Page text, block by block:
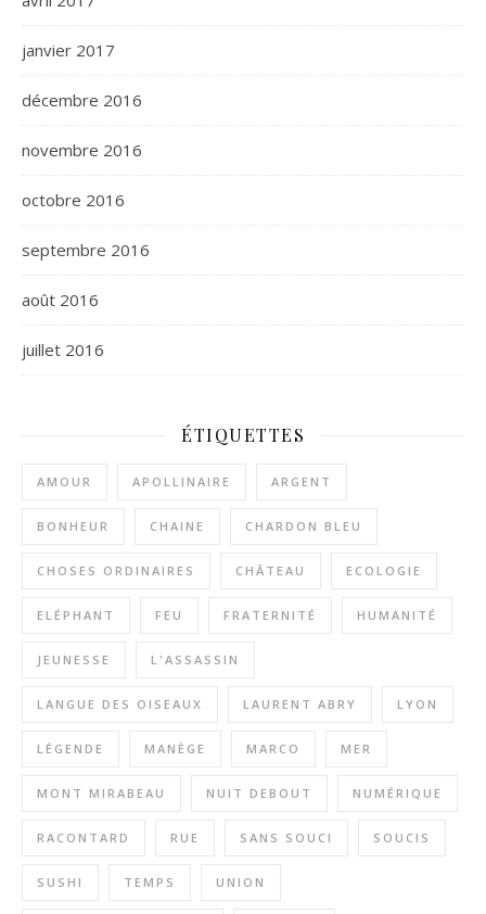
janvier 2017
décembre 2016
novembre 2016
octobre 2016
septembre 2016
août 2016
juillet 2016
ÉTIQUETTES
AMOUR APOLLINAIRE ARGENT
BONHEUR CHAINE CHARDON BLEU
CHOSES ORDINAIRES CHÂTEAU ECOLOGIE
ELÉPHANT FEU FRATERNITÉ HUMANITÉ
JEUNESSE L'ASSASSIN
LANGUE DES OISEAUX LAURENT ABRY LYON
LÉGENDE MANÈGE MARCO MER
MONT MIRABEAU NUIT DEBOUT NUMÉRIQUE
RACONTARD RUE SANS SOUCI SOUCIS
SUSHI TEMPS UNION